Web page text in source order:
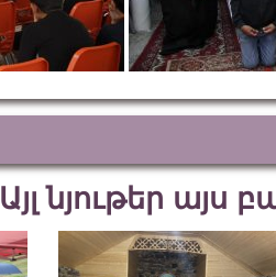
Այլ նյութեր այս